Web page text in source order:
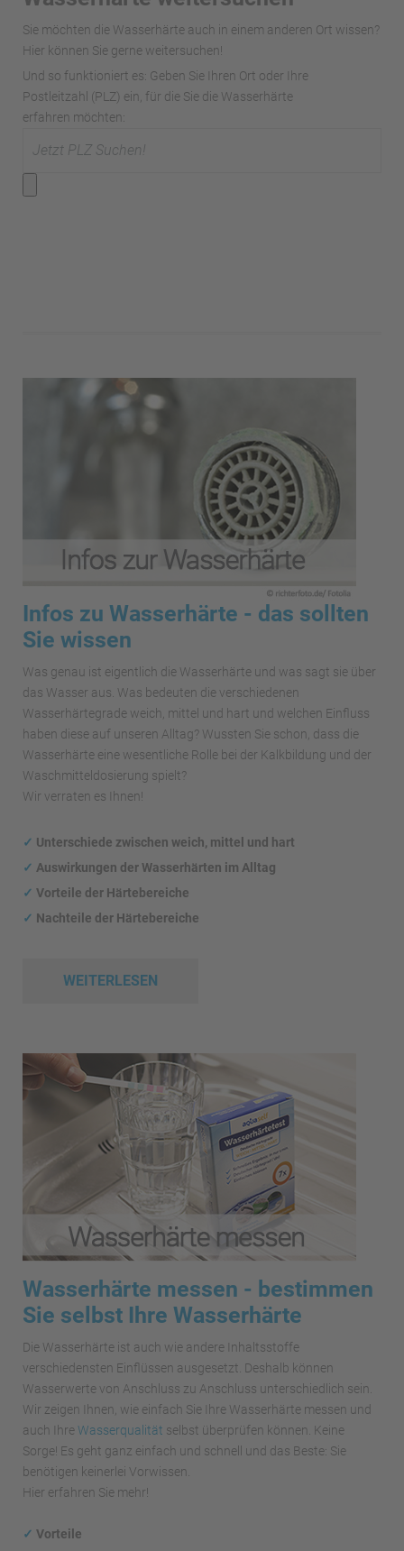
Sie möchten die Wasserhärte auch in einem anderen Ort wissen?
Hier können Sie gerne weitersuchen!
Und so funktioniert es: Geben Sie Ihren Ort oder Ihre
Postleitzahl (PLZ) ein, für die Sie die Wasserhärte
erfahren möchten:
Infos zu Wasserhärte - das sollten
Sie wissen
Was genau ist eigentlich die Wasserhärte und was sagt sie über
das Wasser aus. Was bedeuten die verschiedenen
Wasserhärtegrade weich, mittel und hart und welchen Einfluss
haben diese auf unseren Alltag? Wussten Sie schon, dass die
Wasserhärte eine wesentliche Rolle bei der Kalkbildung und der
Waschmitteldosierung spielt?
Wir verraten es Ihnen!
✓ Unterschiede zwischen weich, mittel und hart
✓ Auswirkungen der Wasserhärten im Alltag
✓ Vorteile der Härtebereiche
✓ Nachteile der Härtebereiche
WEITERLESEN
Wasserhärte messen - bestimmen
Sie selbst Ihre Wasserhärte
Die Wasserhärte ist auch wie andere Inhaltsstoffe
verschiedensten Einflüssen ausgesetzt. Deshalb können
Wasserwerte von Anschluss zu Anschluss unterschiedlich sein.
Wir zeigen Ihnen, wie einfach Sie Ihre Wasserhärte messen und
auch IhreWasserqualität selbst überprüfen können. Keine
Sorge! Es geht ganz einfach und schnell und das Beste: Sie
benötigen keinerlei Vorwissen.
Hier erfahren Sie mehr!
✓ Vorteile